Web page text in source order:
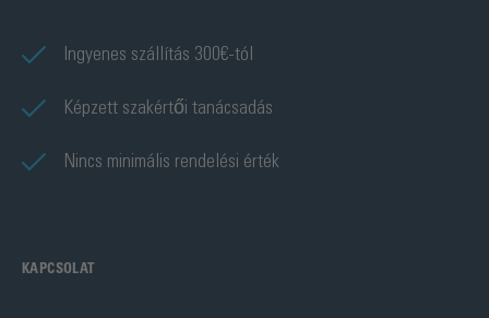
Ingyenes szállítás 300€-tól
Képzett szakértői tanácsadás
Nincs minimális rendelési érték
KAPCSOLAT